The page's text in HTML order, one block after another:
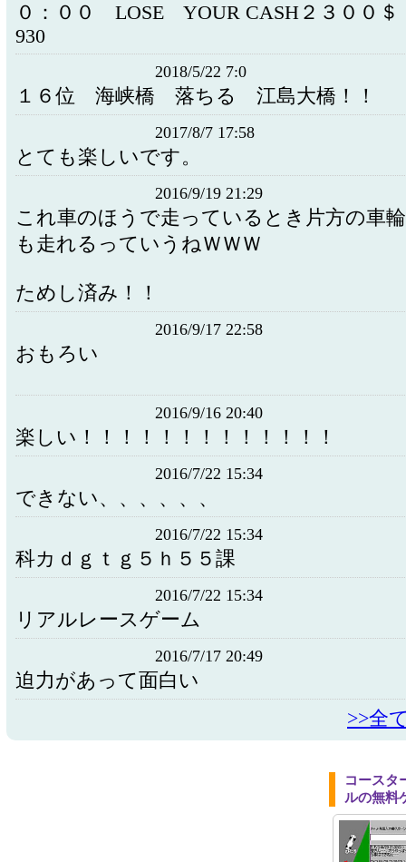
０：００ LOSE YOUR CASH２３００＄
930
2018/5/22 7:0
１６位 海峡橋 落ちる 江島大橋！！
2017/8/7 17:58
とても楽しいです。
2016/9/19 21:29
これ車のほうで走っているとき片方の車
も走れるっていうねＷＷＷ
ためし済み！！
2016/9/17 22:58
おもろい
2016/9/16 20:40
楽しい！！！！！！！！！！！！！
2016/7/22 15:34
できない、、、、、、
2016/7/22 15:34
科カｄｇｔｇ５ｈ５５課
2016/7/22 15:34
リアルレースゲーム
2016/7/17 20:49
迫力があって面白い
>>全
コースタ
ルの無料